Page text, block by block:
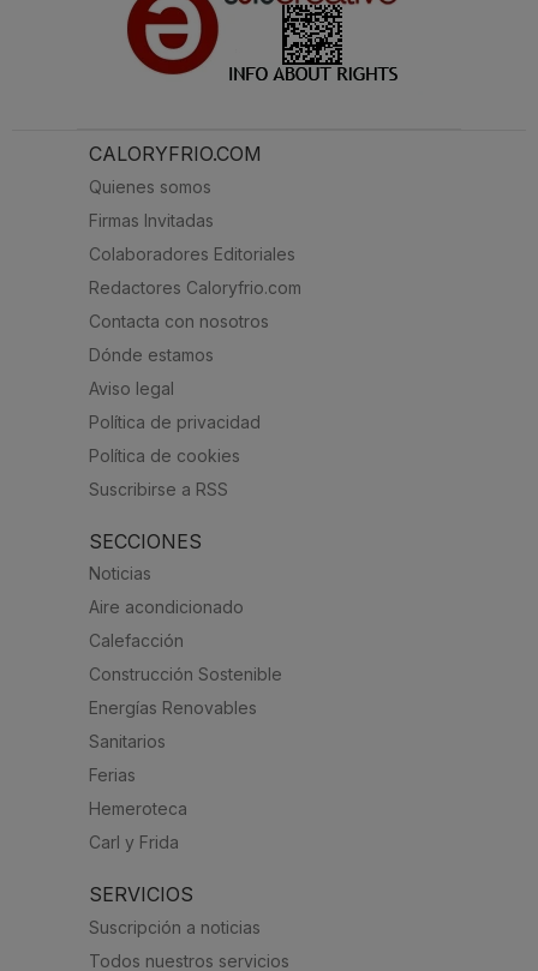
CALORYFRIO.COM
Quienes somos
Firmas Invitadas
Colaboradores Editoriales
Redactores Caloryfrio.com
Contacta con nosotros
Dónde estamos
Aviso legal
Política de privacidad
Política de cookies
Suscribirse a RSS
SECCIONES
Noticias
Aire acondicionado
Calefacción
Construcción Sostenible
Energías Renovables
Sanitarios
Ferias
Hemeroteca
Carl y Frida
SERVICIOS
Suscripción a noticias
Todos nuestros servicios